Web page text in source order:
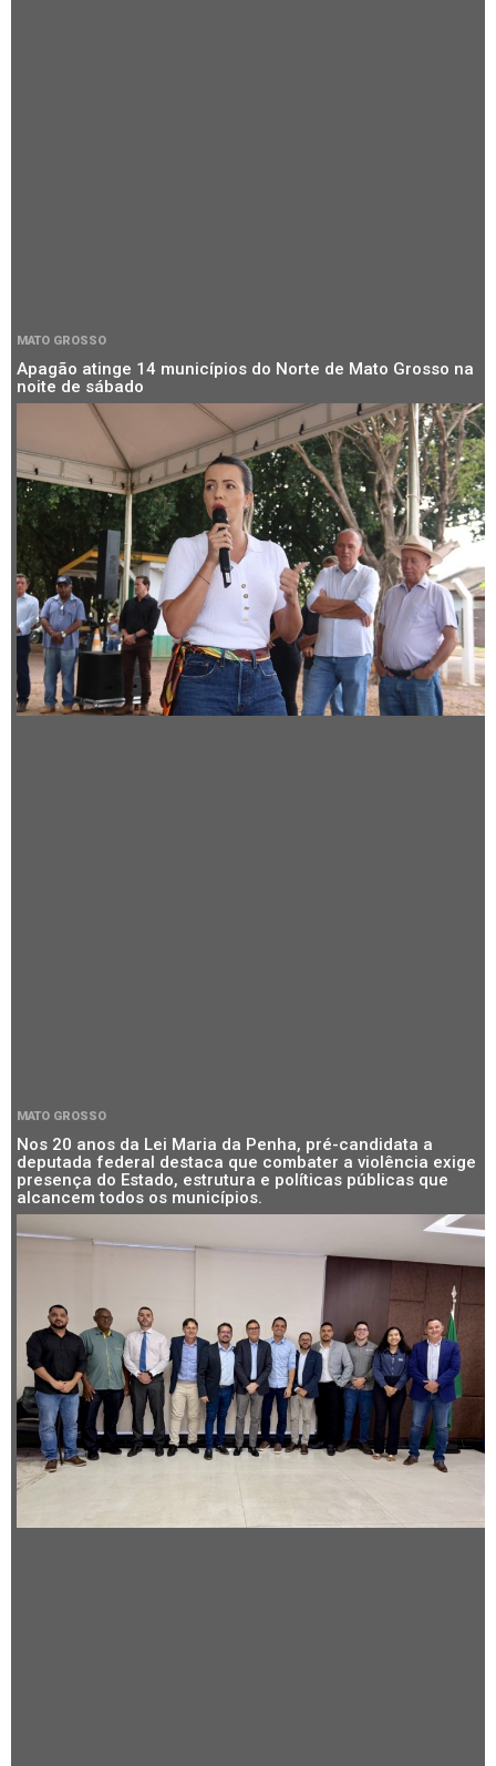
MATO GROSSO
Apagão atinge 14 municípios do Norte de Mato Grosso na
noite de sábado
MATO GROSSO
Nos 20 anos da Lei Maria da Penha, pré-candidata a
deputada federal destaca que combater a violência exige
presença do Estado, estrutura e políticas públicas que
alcancem todos os municípios.